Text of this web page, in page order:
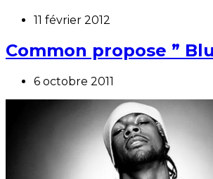
11 février 2012
Common propose ”
6 octobre 2011